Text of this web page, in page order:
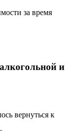
за время
и
вернуться к